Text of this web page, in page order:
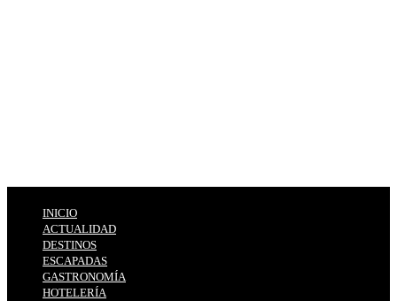
INICIO
ACTUALIDAD
DESTINOS
ESCAPADAS
GASTRONOMÍA
HOTELERÍA